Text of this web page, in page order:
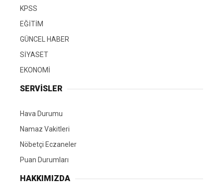
KPSS
EĞİTİM
GÜNCEL HABER
SİYASET
EKONOMİ
SERVİSLER
Hava Durumu
Namaz Vakitleri
Nöbetçi Eczaneler
Puan Durumları
HAKKIMIZDA